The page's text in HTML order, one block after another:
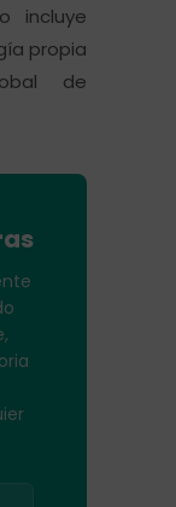
incluye
propia
de